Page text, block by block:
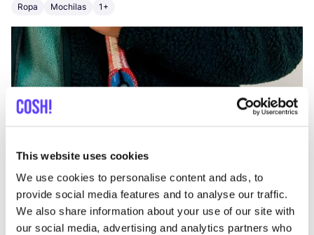
This website uses cookies
We use cookies to personalise content and ads, to
provide social media features and to analyse our traffic.
We also share information about your use of our site with
our social media, advertising and analytics partners who
Ropa Mochilas 1+